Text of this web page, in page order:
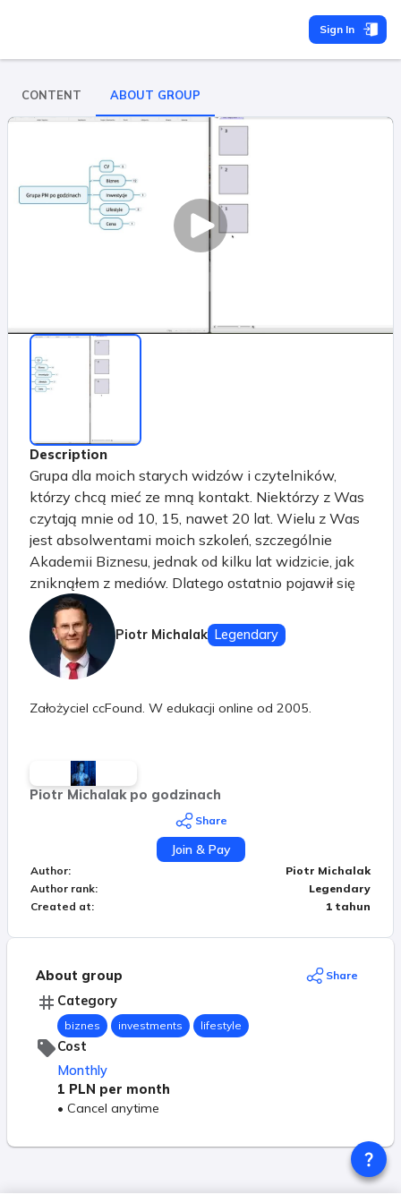
Sign In
CONTENT ABOUT GROUP
Description
Grupa dla moich starych widzów i czytelników,
którzy chcą mieć ze mną kontakt. Niektórzy z Was
czytają mnie od 10, 15, nawet 20 lat. Wielu z Was
jest absolwentami moich szkoleń, szczególnie
Akademii Biznesu, jednak od kilku lat widzicie, jak
zniknąłem z mediów. Dlatego ostatnio pojawił się
pomysł tej grupy. Będę się tutaj dzielił z Wami
przemyśleniami na temat prowadzenia firmy,
inwestycji i (być może nawet, jeśli zechcecie)
duchowości. Możecie śledzić jak rozwiązuję trudne
(mam na to metody), a także... jak analizuję rynki
Dlatego jest to grupa za symboliczną opłatą
("postaw mi kawę raz w miesiącu") dla tych, którzy
chcą mieć ze mną stały kontakt i wspólnie się
Piotr Michalak Legendary
Założyciel ccFound. W edukacji online od 2005.
Piotr Michalak po godzinach
Share
Join & Pay
Author:
Piotr Michalak
Author rank:
Legendary
Created at: 1 tahun
About group Share
Category
biznes investments lifestyle
Cost
Monthly
1 PLN per month
• Cancel anytime